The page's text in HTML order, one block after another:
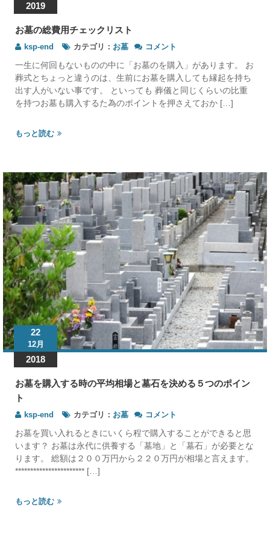
は
り
ま
せ
ん
の
2019
お墓の総費用チェックリスト
ksp-end カテゴリ： お墓
お
の
総
費
用
ス
ト
の
コメント
一生に何回もないものの中に「お墓のを購入」があります。 お
葬式とちょっと違うのは、生前にお墓を購入しても縁起を持ち
出す人がいない事です。 といっても 葬儀と同じくらいの比重
を持つお墓も購入するた為のポイントを押さえておか […]
もっと読む
22
12月
2018
お墓を購入する時の平均相場と墓石を決める５つのポイン
ト
ksp-end カテゴリ： お墓
お
を
購
入
コメント
お墓を買い入れるときにいくら程で購入することができると思
います？ お墓は永代に供養する「墓地」と「墓石」が必要とな
ります。 総額は２００万円から２２０万円が相場と言えます。
*********************** […]
もっと読む